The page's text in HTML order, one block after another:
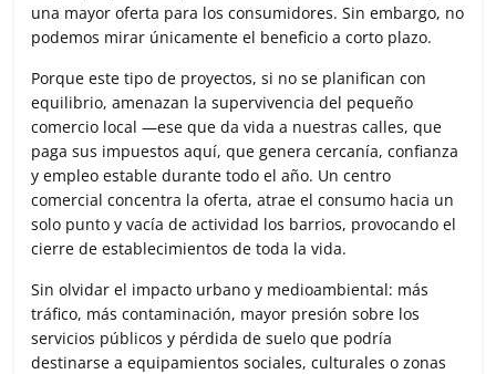
una mayor oferta para los consumidores. Sin embargo, no
podemos mirar únicamente el beneficio a corto plazo.
Porque este tipo de proyectos, si no se planifican con
equilibrio, amenazan la supervivencia del pequeño
comercio local —ese que da vida a nuestras calles, que
paga sus impuestos aquí, que genera cercanía, confianza
y empleo estable durante todo el año. Un centro
comercial concentra la oferta, atrae el consumo hacia un
solo punto y vacía de actividad los barrios, provocando el
cierre de establecimientos de toda la vida.
Sin olvidar el impacto urbano y medioambiental: más
tráfico, más contaminación, mayor presión sobre los
servicios públicos y pérdida de suelo que podría
destinarse a equipamientos sociales, culturales o zonas